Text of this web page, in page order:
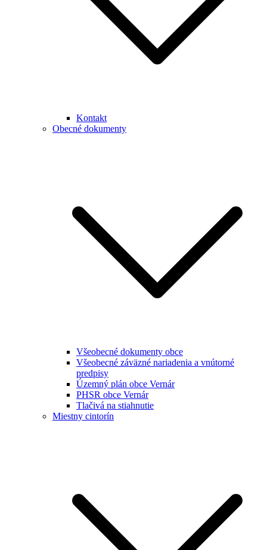
Kontakt
Obecné dokumenty
Všeobecné dokumenty obce
Všeobecné záväzné nariadenia a vnútorné
predpisy
Územný plán obce Vernár
PHSR obce Vernár
Tlačivá na stiahnutie
Miestny cintorín